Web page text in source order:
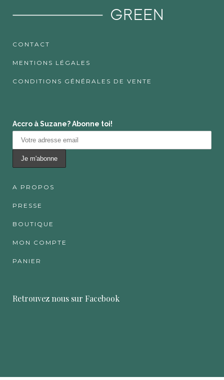
CONTACT
MENTIONS LÉGALES
CONDITIONS GÉNÉRALES DE VENTE
Accro à Suzane? Abonne toi!
A PROPOS
PRESSE
BOUTIQUE
MON COMPTE
PANIER
Retrouvez nous sur Facebook